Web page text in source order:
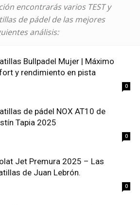
encontrarás varios TEST y
de pádel de las mejores
análisis:
Bullpadel Mujer | Máximo
y rendimiento en pista
0
de pádel NOX AT10 de
Tapia 2025
0
Jet Premura 2025 – Las
de Juan Lebrón.
0